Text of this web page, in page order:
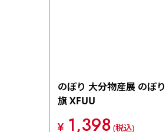
のぼり 大分物産展 のぼり
旗 XFUU
¥ 1,398 (税込)